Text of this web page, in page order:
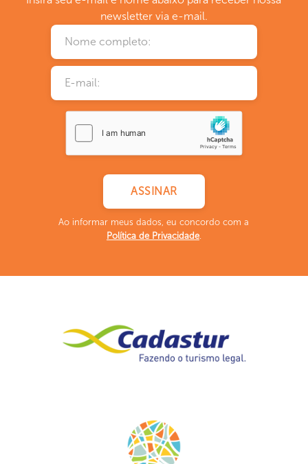
newsletter via e-mail.
Ao informar meus dados, eu concordo com a
Política de Privacidade.